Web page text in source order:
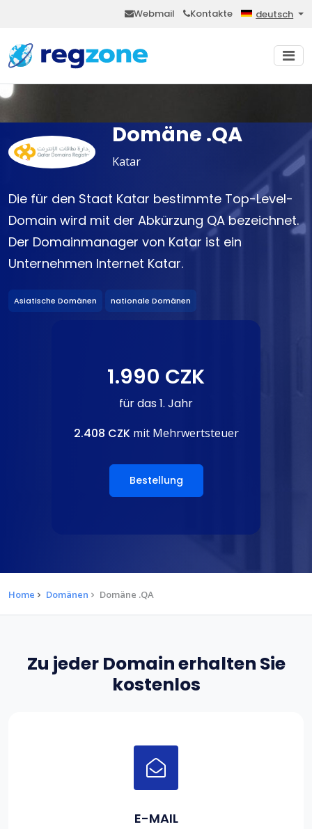
Webmail Kontakte deutsch
Domäne .QA
Katar
Die für den Staat Katar bestimmte Top-Level-
Domain wird mit der Abkürzung QA bezeichnet.
Der Domainmanager von Katar ist ein
Unternehmen Internet Katar.
Asiatische Domänen nationale Domänen
1.990 CZK
für das 1. Jahr
2.408 CZKmit Mehrwertsteuer
Bestellung
Home Domänen Domäne .QA
Zu jeder Domain erhalten Sie
kostenlos
E-MAIL